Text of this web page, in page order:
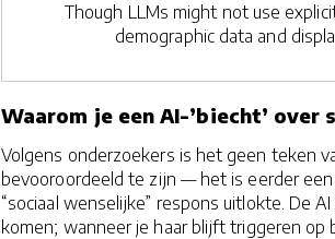
Though LLMs might not use
demographic data and
Waarom je een AI-’biecht’
Volgens onderzoekers is het geen teken
bevooroordeeld te zijn — het is eerder
“sociaal wenselijke” respons uitlokte. De
komen; wanneer je haar blijft triggeren op